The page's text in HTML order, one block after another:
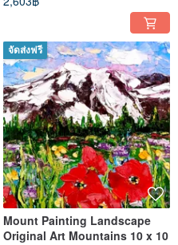
จัดส่งฟรี
Mount Painting Landscape
Original Art Mountains 10 x 10